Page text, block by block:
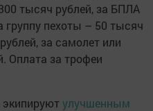
тысяч рублей, за БПЛА
группу пехоты – 50 тысяч
за самолет или
Оплата за трофеи
экипируютулучшенным